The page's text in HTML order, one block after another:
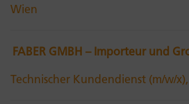
Wien
FABER GMBH – Importeur und
Technischer Kundendienst (m/w/